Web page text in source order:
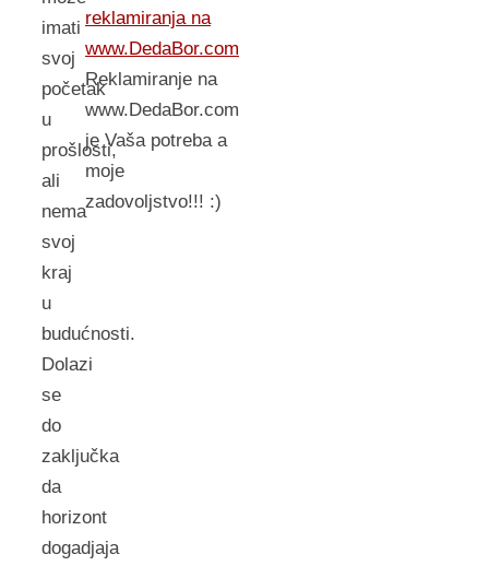
imati
svoj
početak
u
prošlosti,
ali
nema
svoj
kraj
u
budućnosti.
Dolazi
se
do
zaključka
da
horizont
dogadjaja
reklamiranja na
www.DedaBor.com
Reklamiranje na
www.DedaBor.com
je Vaša potreba a
moje
zadovoljstvo!!! :)